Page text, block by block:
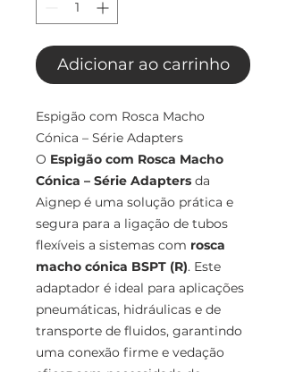
Adicionar ao carrinho
Espigão com Rosca Macho
Cónica – Série Adapters
O Espigão com Rosca Macho
Cónica – Série Adapters da
Aignep é uma solução prática e
segura para a ligação de tubos
flexíveis a sistemas com rosca
macho cónica BSPT (R). Este
adaptador é ideal para aplicações
pneumáticas, hidráulicas e de
transporte de fluidos, garantindo
uma conexão firme e vedação